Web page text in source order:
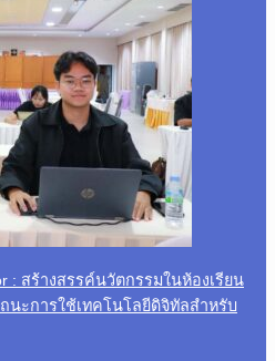
: สร้างสรรค์นวัตกรรมในห้องเรียน
นะการใช้เทคโนโลยีดิจิทัลสำหรับ